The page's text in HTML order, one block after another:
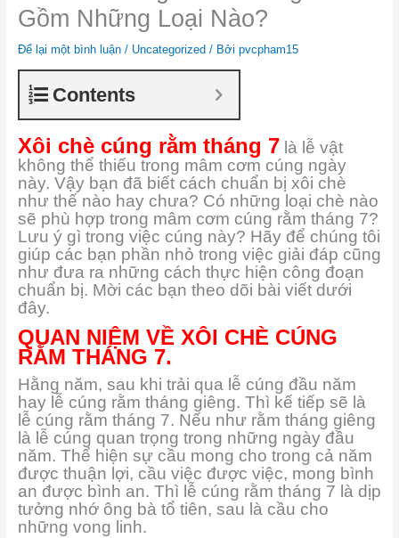
Gồm Những Loại Nào?
Để lại một bình luận / Uncategorized / Bởi pvcpham15
Contents
Xôi chè cúng rằm tháng 7là lễ vật
không thể thiếu trong mâm cơm cúng ngày
này. Vậy bạn đã biết cách chuẩn bị xôi chè
như thế nào hay chưa? Có những loại chè nào
sẽ phù hợp trong mâm cơm cúng rằm tháng 7?
Lưu ý gì trong việc cúng này? Hãy để chúng tôi
giúp các bạn phần nhỏ trong việc giải đáp cũng
như đưa ra những cách thực hiện công đoạn
chuẩn bị. Mời các bạn theo dõi bài viết dưới
đây.
QUAN NIỆM VỀ XÔI CHÈ CÚNG
RẰM THÁNG 7.
Hằng năm, sau khi trải qua lễ cúng đầu năm
hay lễ cúng rằm tháng giêng. Thì kế tiếp sẽ là
lễ cúng rằm tháng 7. Nếu như rằm tháng giêng
là lễ cúng quan trọng trong những ngày đầu
năm. Thể hiện sự cầu mong cho trong cả năm
được thuận lợi, cầu việc được việc, mong bình
an được bình an. Thì lễ cúng rằm tháng 7 là dịp
tưởng nhớ ông bà tổ tiên, sau là cầu cho
những vong linh.